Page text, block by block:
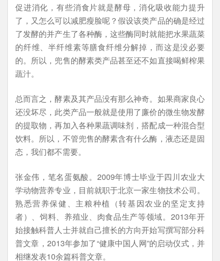
促进消化，有些消食片就是酵母，消化吸收能力提升
了，又怎么可以减肥瘦脸呢？假设该类产品的确是经过
了发酵的并产生了各种酶，这些酶同时就能把水果蔬菜
的纤维、半纤维素等膳食纤维分解掉，而这是没必要
的。所以，兜售的酵素类产品甚至还不如直接喝鲜榨果
蔬汁。
总而言之，酵素及其产品没有那么神奇。如果商家良心
还没坏尽，此类产品一般就是使用了廉价的微生物发酵
的提取物，再加入各种果蔬调味剂，搭配成一种混合型
饮料。所以，不管兜售的酵素含有什么酶，液态还是固
态，我们都不需要。
张金伟，笔名蛋氨酸。2009年博士毕业于四川农业大
学动物营养专业，目前就职于北京一家生物技术公司。
熟悉营养保健、主粮种植（转基因农业的坚定支持
者）、饲料、养殖业、肉食品生产等领域。2013年开
始接触科普人士并就自己擅长的方向开始写撰写部分科
普文章，2013年参加了“健康中国人网”的启动仪式，并
相继发表10余篇科普文章。